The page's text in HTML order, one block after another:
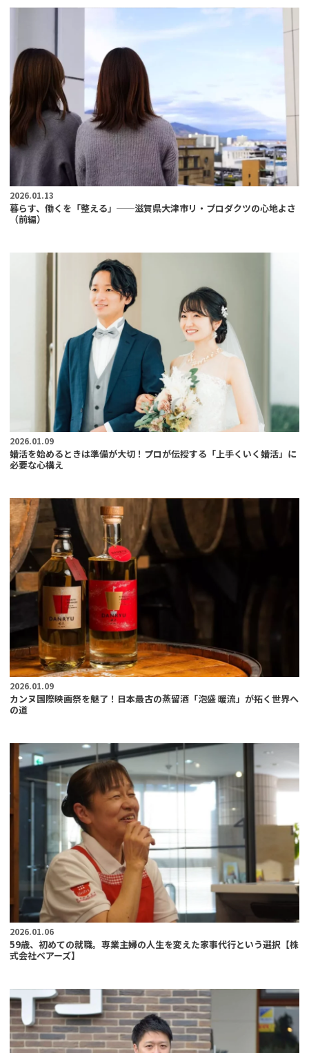
2026.01.13
暮らす、働くを「整える」──滋賀県大津市リ・プロダクツの心地よさ
（前編）
2026.01.09
婚活を始めるときは準備が大切！プロが伝授する「上手くいく婚活」に
必要な心構え
2026.01.09
カンヌ国際映画祭を魅了！日本最古の蒸留酒「泡盛 暖流」が拓く世界へ
の道
2026.01.06
59歳、初めての就職。専業主婦の人生を変えた家事代行という選択【株
式会社ベアーズ】